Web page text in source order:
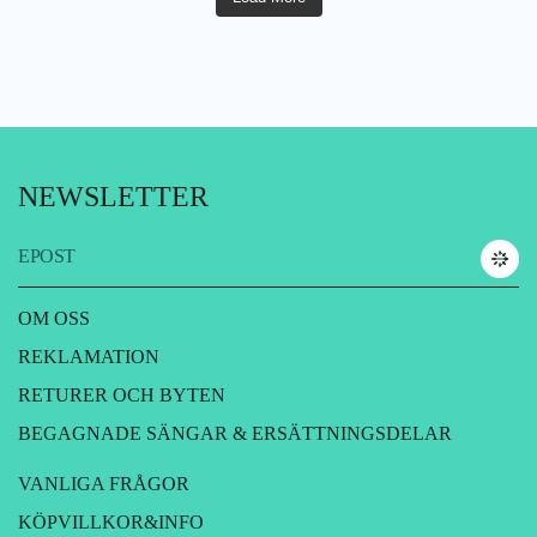
NEWSLETTER
EPOST
OM OSS
REKLAMATION
RETURER OCH BYTEN
BEGAGNADE SÄNGAR & ERSÄTTNINGSDELAR
VANLIGA FRÅGOR
KÖPVILLKOR&INFO